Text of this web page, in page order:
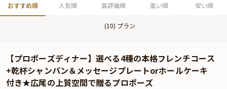
おすすめ順 人気順 高評価順 高い順 安い順
(10) プラン
【プロポーズディナー】選べる4種の本格フレンチコース
+乾杯シャンパン＆メッセージプレートorホールケーキ
付き★広尾の上質空間で贈るプロポーズ